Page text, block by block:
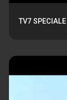
TV7